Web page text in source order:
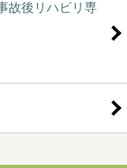
故後リハビリ専